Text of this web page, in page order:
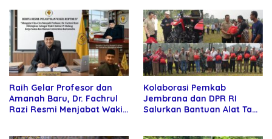
Raih Gelar Profesor dan
Amanah Baru, Dr. Fachrul
Razi Resmi Menjabat Wakil
Kolaborasi Pemkab
Jembrana dan DPR RI
Salurkan Bantuan Alat Tani